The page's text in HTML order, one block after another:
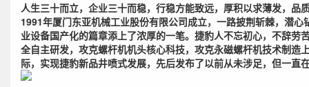
人生三十而立，企业三十而稳，行稳方能致远，厚积以求薄发，
1991年厦门东亚机械工业股份有限公司成立，一路披荆斩棘，潜
业设备国产化的篇章添上了浓厚的一笔。捷豹人不忘初心，不辞
全自主研发，攻克螺杆机机头核心科技，攻克永磁螺杆机技术制
际，实现捷豹新品井喷式发展，先后发布了以前从未涉足，但一直